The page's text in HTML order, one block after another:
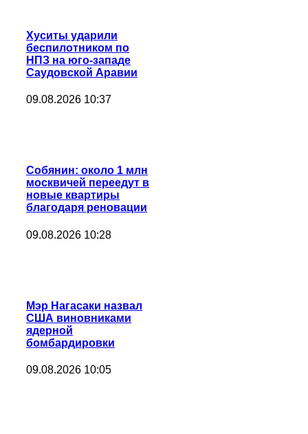
Хуситы ударили
беспилотником по
НПЗ на юго-западе
Саудовской Аравии
09.08.2026 10:37
Собянин: около 1 млн
москвичей переедут в
новые квартиры
благодаря реновации
09.08.2026 10:28
Мэр Нагасаки назвал
США виновниками
ядерной
бомбардировки
09.08.2026 10:05